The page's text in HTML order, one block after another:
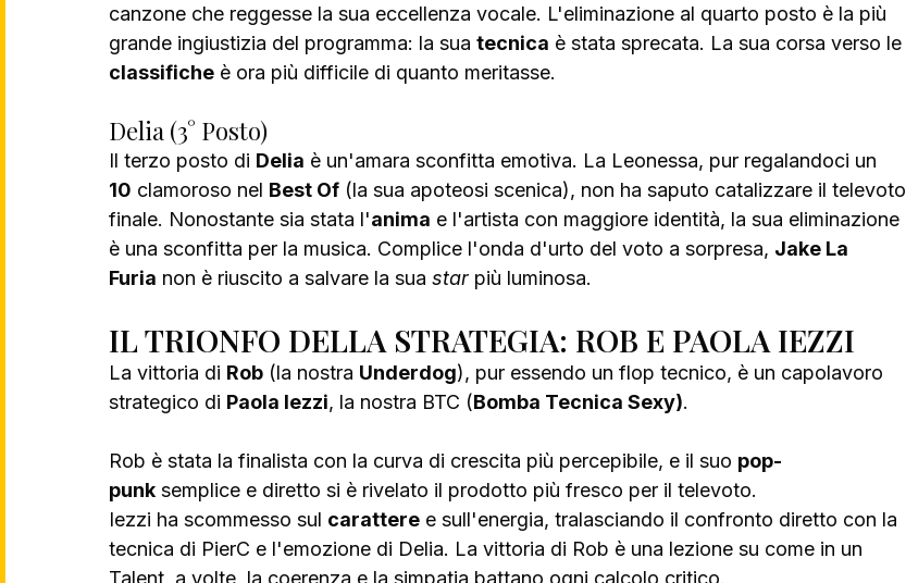
canzone che reggesse la sua eccellenza vocale. L'eliminazione al quarto posto è la più
grande ingiustizia del programma: la sua tecnica è stata sprecata. La sua corsa verso le
classifiche è ora più difficile di quanto meritasse.
Delia (3° Posto)
Il terzo posto di Delia è un'amara sconfitta emotiva. La Leonessa, pur regalandoci un
10 clamoroso nel Best Of (la sua apoteosi scenica), non ha saputo catalizzare il televoto
finale. Nonostante sia stata l'anima e l'artista con maggiore identità, la sua eliminazione
è una sconfitta per la musica. Complice l'onda d'urto del voto a sorpresa, Jake La
Furia non è riuscito a salvare la sua star più luminosa.
IL TRIONFO DELLA STRATEGIA: ROB E PAOLA IEZZI
La vittoria di Rob (la nostra Underdog), pur essendo un flop tecnico, è un capolavoro
strategico di Paola Iezzi, la nostra BTC (Bomba Tecnica Sexy).
Rob è stata la finalista con la curva di crescita più percepibile, e il suo pop-
punk semplice e diretto si è rivelato il prodotto più fresco per il televoto.
Iezzi ha scommesso sul carattere e sull'energia, tralasciando il confronto diretto con la
tecnica di PierC e l'emozione di Delia. La vittoria di Rob è una lezione su come in un
Talent, a volte, la coerenza e la simpatia battano ogni calcolo critico.